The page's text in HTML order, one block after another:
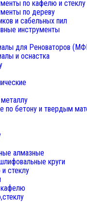
по кафелю и стеклу
по дереву
и сабельных пил
инструменты
для Реноваторов
и оснастка
по бетону и твердым
алмазные
круги
стеклу